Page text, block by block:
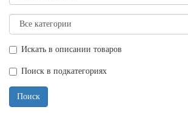
Искать в описании товаров
Поиск в подкатегориях